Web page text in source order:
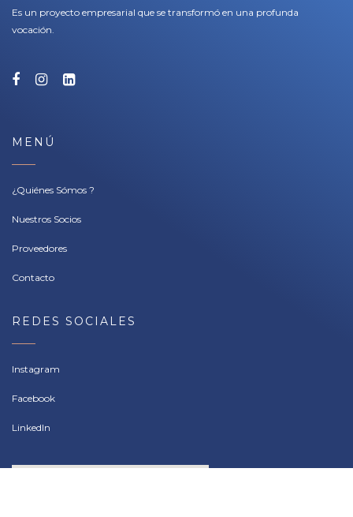
Es un proyecto empresarial que se transformó en una profunda
vocación.
MENÚ
¿Quiénes Sómos ?
Nuestros Socios
Proveedores
Contacto
REDES SOCIALES
Instagram
Facebook
LinkedIn